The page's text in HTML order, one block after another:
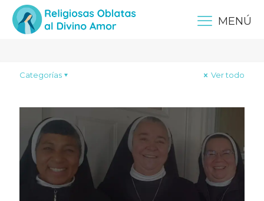
MENÚ
Connecticut
Categorías Ver todo